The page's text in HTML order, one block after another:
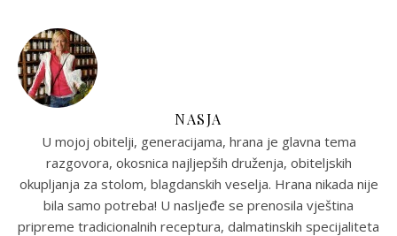
NASJA
U mojoj obitelji, generacijama, hrana je glavna tema
razgovora, okosnica najljepših druženja, obiteljskih
okupljanja za stolom, blagdanskih veselja. Hrana nikada nije
bila samo potreba! U nasljeđe se prenosila vještina
pripreme tradicionalnih receptura, dalmatinskih specijaliteta